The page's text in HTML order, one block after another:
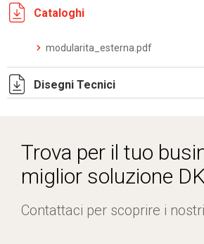
Cataloghi
modularita_esterna.pdf
Disegni Tecnici
Trova per il tuo
miglior soluzione
Contattaci per scoprire i